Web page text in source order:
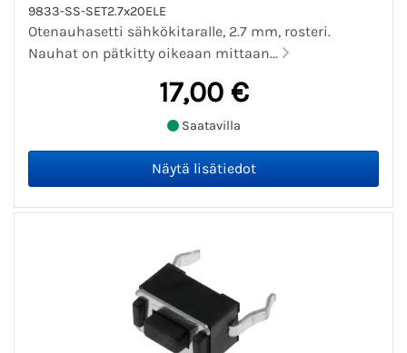
9833-SS-SET2.7x20ELE
Otenauhasetti sähkökitaralle, 2.7 mm, rosteri.
Nauhat on pätkitty oikeaan mittaan...
17,00 €
Saatavilla